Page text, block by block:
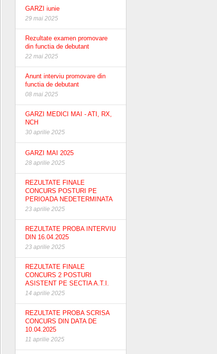
GARZI iunie
29 mai 2025
Rezultate examen promovare
din functia de debutant
22 mai 2025
Anunt interviu promovare din
functia de debutant
08 mai 2025
GARZI MEDICI MAI - ATI, RX,
NCH
30 aprilie 2025
GARZI MAI 2025
28 aprilie 2025
REZULTATE FINALE
CONCURS POSTURI PE
PERIOADA NEDETERMINATA
23 aprilie 2025
REZULTATE PROBA INTERVIU
DIN 16.04.2025
23 aprilie 2025
REZULTATE FINALE
CONCURS 2 POSTURI
ASISTENT PE SECTIA A.T.I.
14 aprilie 2025
REZULTATE PROBA SCRISA
CONCURS DIN DATA DE
10.04.2025
11 aprilie 2025